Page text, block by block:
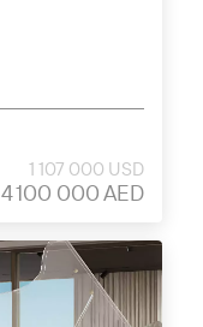
1 107 000 USD
4 100 000 AED